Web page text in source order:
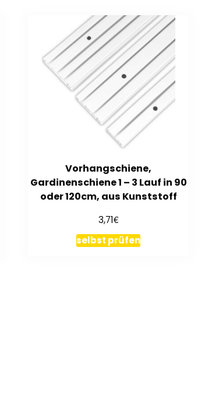
Vorhangschiene,
Gardinenschiene 1 – 3 Lauf in 90
oder 120cm, aus Kunststoff
3,71€
selbst prüfen